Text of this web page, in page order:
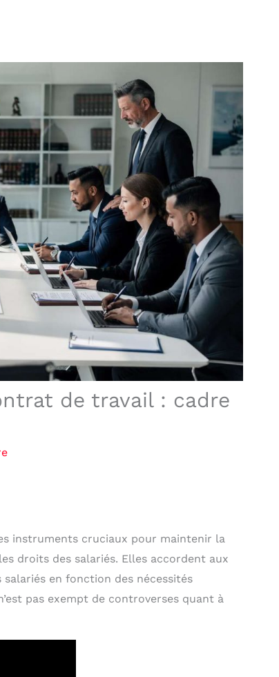
de travail : cadre
instruments cruciaux pour maintenir la
droits des salariés. Elles accordent aux
en fonction des nécessités
pas exempt de controverses quant à